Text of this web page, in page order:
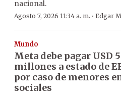
nacional.
Agosto 7, 2026 11:34 a. m. · Edgar
Mundo
Meta debe pagar USD
millones a estado de
por caso de menores
sociales